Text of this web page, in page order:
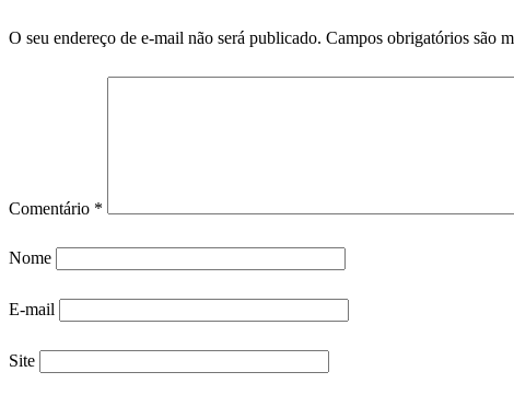
O seu endereço de e-mail não será publicado. Campos obrigatórios são
Comentário *
Nome
E-mail
Site